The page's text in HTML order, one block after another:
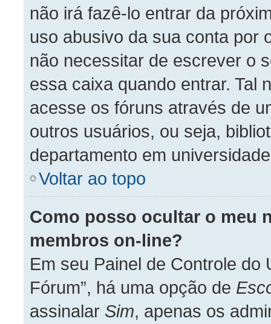
não irá fazê-lo entrar da
uso abusivo da sua conta por
não necessitar de escrever o
essa caixa quando entrar. Tal
acesse os fóruns através de
outros usuários, ou seja,
departamento em
Voltar ao topo
Como posso ocultar o meu
membros on-line?
Em seu Painel de Controle do
Fórum”, há uma opção de
assinalar Sim, apenas os